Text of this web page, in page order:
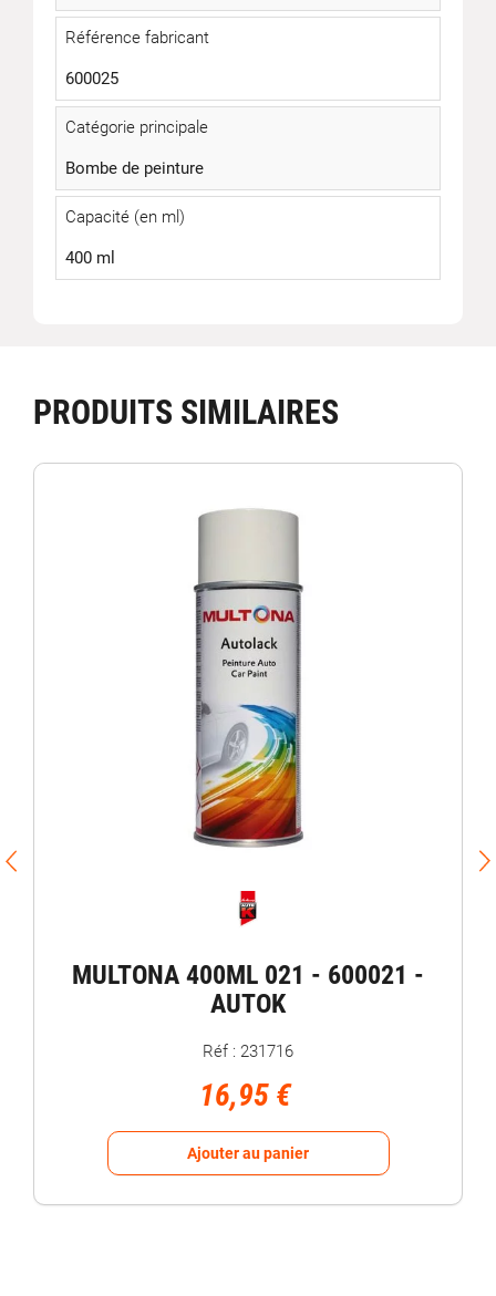
Référence fabricant
600025
Catégorie principale
Bombe de peinture
Capacité (en ml)
400 ml
PRODUITS SIMILAIRES
MULTONA 400ML 021 - 600021 -
AUTOK
Réf : 231716
16,95 €
Ajouter au panier